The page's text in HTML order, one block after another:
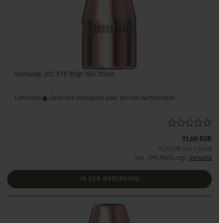
Hornady .312 XTP 85gr 100 Stück
Lieferzeit: Lieferzeit unbekannt aber bereits nachbestellt
31,00 EUR
0,31 EUR pro 1 Stück
inkl. 19% MwSt. zzgl. Versand
IN DEN WARENKORB